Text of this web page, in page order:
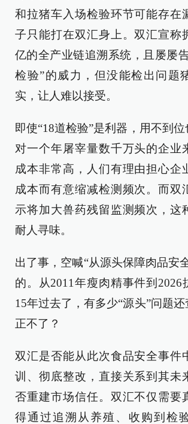
和拉猪车入场检验环节可能存在
子只能打在双汇身上。双汇宣称
亿的全产业链追溯系统，且屡屡
检验”的威力，但没能检出问题
实，让人难以接受。
即使“18道检验”是利器，用不到位
对一个年屠宰量数千万头的企业
成本非常高，人们有理由担心企
成本而有意缩减检测频次。而双
示将加大兽药残留监测频次，这
耐人寻味。
出了事，空喊“从源头保障肉品安
的。从2011年瘦肉精事件到2026
15年过去了，有多少“源头”问题
正不了？
双汇是否能从此次食品安全事件
训、彻底整改，直接关系到其未
否重建市场信任。双汇不仅需要
得通过追溯从养殖、收购到检